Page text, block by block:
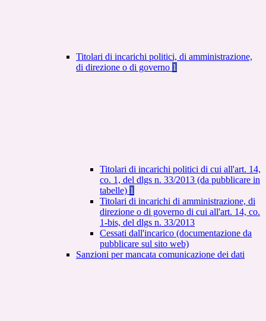
Titolari di incarichi politici, di amministrazione,
di direzione o di governo 1
Titolari di incarichi politici di cui all'art. 14,
co. 1, del dlgs n. 33/2013 (da pubblicare in
tabelle) 1
Titolari di incarichi di amministrazione, di
direzione o di governo di cui all'art. 14, co.
1-bis, del dlgs n. 33/2013
Cessati dall'incarico (documentazione da
pubblicare sul sito web)
Sanzioni per mancata comunicazione dei dati